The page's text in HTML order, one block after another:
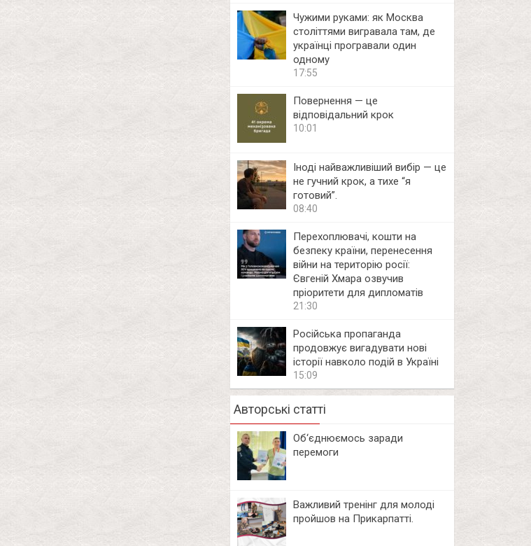
Чужими руками: як Москва
століттями вигравала там, де
українці програвали один
одному
17:55
Повернення — це
відповідальний крок
10:01
Іноді найважливіший вибір — це
не гучний крок, а тихе “я
готовий”.
08:40
Перехоплювачі, кошти на
безпеку країни, перенесення
війни на територію росії:
Євгеній Хмара озвучив
пріоритети для дипломатів
21:30
Російська пропаганда
продовжує вигадувати нові
історії навколо подій в Україні
15:09
Авторські статті
Об‘єднюємось заради
перемоги
Важливий тренінг для молоді
пройшов на Прикарпатті.